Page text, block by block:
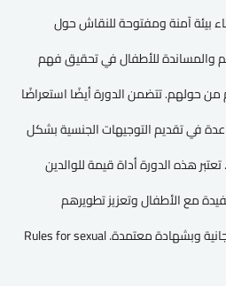
بيئة آمنة ومفتوحة للنقاش حول
والمساندة للأطفال في تحقيق فهم
من حولهم. تتضمن الدورة أيضًا استعراضًا
في تقديم التوجيهات الجنسية بشكل
هذه الدورة أداة قيمة للوالدين
مع الأطفال وتعزيز تطويرهم
الشخصي والاجتماعي,الدورة مجانية وبشهادة معتمدة. Rules for sexual